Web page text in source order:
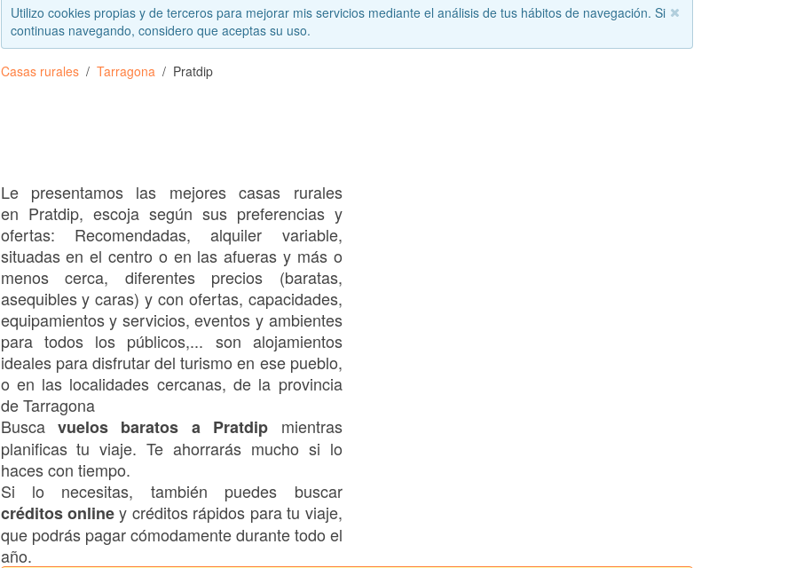
Utilizo cookies propias y de terceros para mejorar mis servicios mediante el análisis de tus hábitos de navegación. Si
continuas navegando, considero que aceptas su uso.
Casas rurales Tarragona Pratdip
Le presentamos las mejores casas rurales
en Pratdip, escoja según sus preferencias y
ofertas: Recomendadas, alquiler variable,
situadas en el centro o en las afueras y más o
menos cerca, diferentes precios (baratas,
asequibles y caras) y con ofertas, capacidades,
equipamientos y servicios, eventos y ambientes
para todos los públicos,... son alojamientos
ideales para disfrutar del turismo en ese pueblo,
o en las localidades cercanas, de la provincia
de Tarragona
Busca vuelos baratos a Pratdip mientras
planificas tu viaje. Te ahorrarás mucho si lo
haces con tiempo.
Si lo necesitas, también puedes buscar
créditos onliney créditos rápidos para tu viaje,
que podrás pagar cómodamente durante todo el
año.